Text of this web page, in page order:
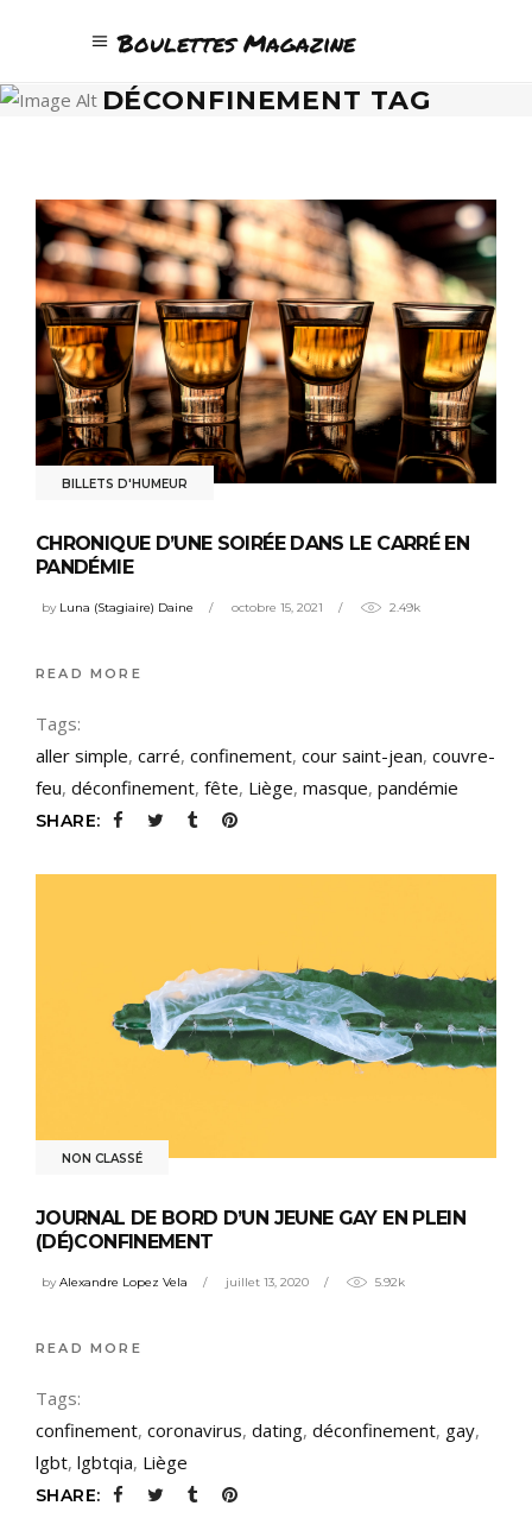
Boulettes Magazine
DÉCONFINEMENT TAG
BILLETS D'HUMEUR
CHRONIQUE D’UNE SOIRÉE DANS LE CARRÉ EN
PANDÉMIE
by Luna (Stagiaire) Daine octobre 15, 2021 2.49k
READ MORE
Tags:
aller simple, carré, confinement, cour saint-jean, couvre-
feu, déconfinement, fête, Liège, masque, pandémie
SHARE:
NON CLASSÉ
JOURNAL DE BORD D’UN JEUNE GAY EN PLEIN
(DÉ)CONFINEMENT
byAlexandre Lopez Vela juillet 13, 2020 5.92k
READ MORE
Tags:
confinement, coronavirus, dating, déconfinement, gay,
lgbt, lgbtqia, Liège
SHARE: